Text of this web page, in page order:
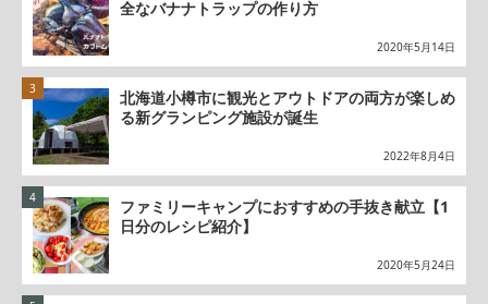
全なバナナトラップの作り方
2020年5月14日
北海道小樽市に観光とアウトドアの両方が楽しめ
る新グランピング施設が誕生
2022年8月4日
ファミリーキャンプにおすすめの手抜き献立【1
日分のレシピ紹介】
2020年5月24日